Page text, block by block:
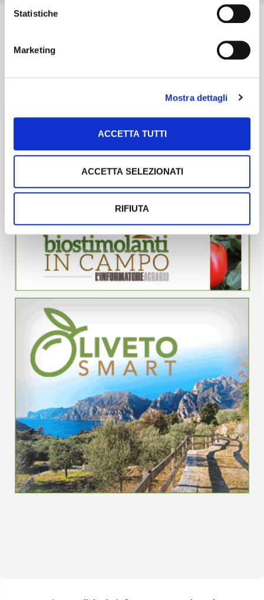
Statistiche
Marketing
Mostra dettagli
ACCETTA TUTTI
ACCETTA SELEZIONATI
RIFIUTA